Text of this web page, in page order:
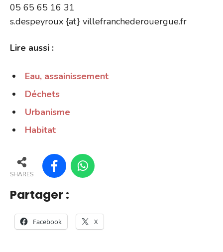
05 65 65 16 31
s.despeyroux {at} villefranchederouergue.fr
Lire aussi :
Eau, assainissement
Déchets
Urbanisme
Habitat
SHARES
Partager :
Facebook X